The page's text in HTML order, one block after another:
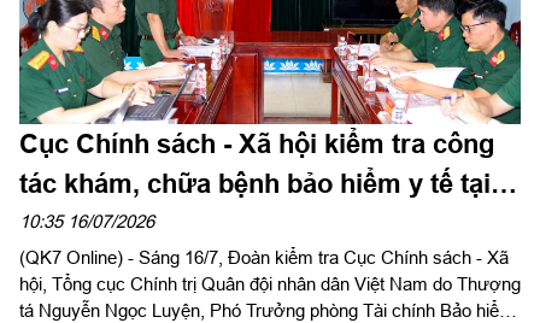
Cục Chính sách - Xã hội kiểm tra công
tác khám, chữa bệnh bảo hiểm y tế tại
sư đoàn 309
10:35 16/07/2026
(QK7 Online) - Sáng 16/7, Đoàn kiểm tra Cục Chính sách - Xã
hội, Tổng cục Chính trị Quân đội nhân dân Việt Nam do Thượng
tá Nguyễn Ngọc Luyện, Phó Trưởng phòng Tài chính Bảo hiểm